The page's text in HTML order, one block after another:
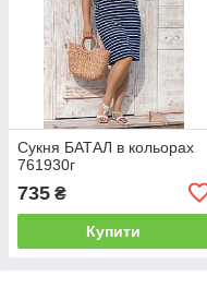
Сукня БАТАЛ в кольорах
761930г
735 ₴
Купити